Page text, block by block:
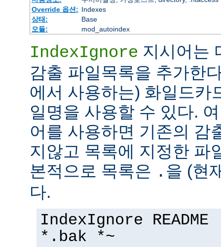
Override 옵션: Indexes
상태:
Base
모듈:
mod_autoindex
IndexIgnore 지시어는
감출 파일목록을 추가한
에서 사용하는) 화일드카
일명을 사용할 수 있다.
어를 사용하면 기존의 감
지않고 목록에 지정한 파
본적으로 목록은 . 을 (현
다.
IndexIgnore
*.bak *~